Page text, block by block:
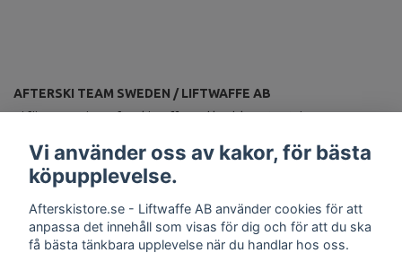
AFTERSKI TEAM SWEDEN / LIFTWAFFE AB
Vi förser Sveriges afterskiproffs med landslagsutrustning.
Vi använder oss av kakor, för bästa
köpupplevelse.
Afterskistore.se - Liftwaffe AB använder cookies för att
anpassa det innehåll som visas för dig och för att du ska
få bästa tänkbara upplevelse när du handlar hos oss.